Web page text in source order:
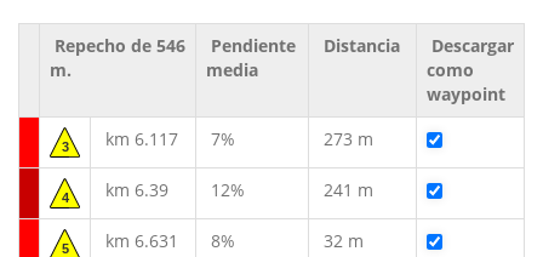
Repecho de 546
m.
Pendiente
media
Distancia
Descargar
como
waypoint
3 km 6.117 7% 273 m
4 km 6.39 12% 241 m
5 km 6.631 8% 32 m